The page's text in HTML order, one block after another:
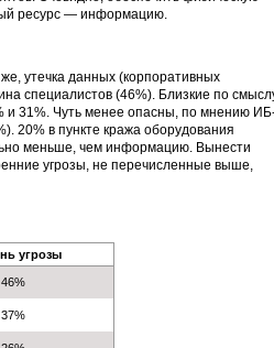
ресурс — информацию.
утечка данных (корпоративных
специалистов (46%). Близкие по
и 31%. Чуть менее опасны, по мнению
20% в пункте кража оборудования
меньше, чем информацию. Вынести
угрозы, не перечисленные выше,
угрозы
46%
37%